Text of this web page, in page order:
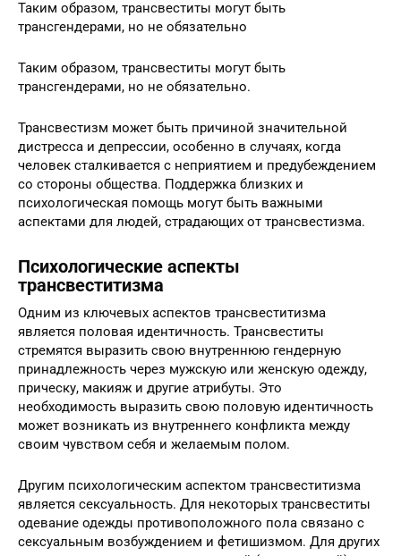
Таким образом, трансвеститы могут быть
трансгендерами, но не обязательно
Таким образом, трансвеститы могут быть
трансгендерами, но не обязательно.
Трансвестизм может быть причиной значительной
дистресса и депрессии, особенно в случаях, когда
человек сталкивается с неприятием и предубеждением
со стороны общества. Поддержка близких и
психологическая помощь могут быть важными
аспектами для людей, страдающих от трансвестизма.
Психологические аспекты
трансвеститизма
Одним из ключевых аспектов трансвеститизма
является половая идентичность. Трансвеститы
стремятся выразить свою внутреннюю гендерную
принадлежность через мужскую или женскую одежду,
прическу, макияж и другие атрибуты. Это
необходимость выразить свою половую идентичность
может возникать из внутреннего конфликта между
своим чувством себя и желаемым полом.
Другим психологическим аспектом трансвеститизма
является сексуальность. Для некоторых трансвеститы
одевание одежды противоположного пола связано с
сексуальным возбуждением и фетишизмом. Для других